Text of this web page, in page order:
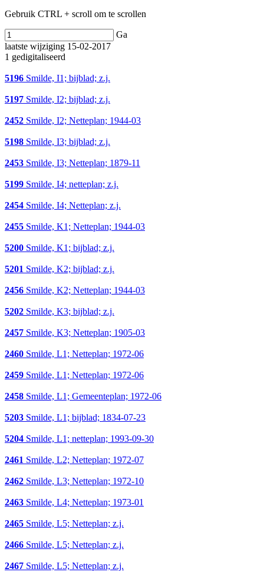
Gebruik CTRL + scroll om te scrollen
Ga
laatste wijziging 15-02-2017
1 gedigitaliseerd
5196 Smilde, I1; bijblad; z.j.
5197 Smilde, I2; bijblad; z.j.
2452 Smilde, I2; Netteplan; 1944-03
5198 Smilde, I3; bijblad; z.j.
2453 Smilde, I3; Netteplan; 1879-11
5199 Smilde, I4; netteplan; z.j.
2454 Smilde, I4; Netteplan; z.j.
2455 Smilde, K1; Netteplan; 1944-03
5200 Smilde, K1; bijblad; z.j.
5201 Smilde, K2; bijblad; z.j.
2456 Smilde, K2; Netteplan; 1944-03
5202 Smilde, K3; bijblad; z.j.
2457 Smilde, K3; Netteplan; 1905-03
2460 Smilde, L1; Netteplan; 1972-06
2459 Smilde, L1; Netteplan; 1972-06
2458 Smilde, L1; Gemeenteplan; 1972-06
5203 Smilde, L1; bijblad; 1834-07-23
5204 Smilde, L1; netteplan; 1993-09-30
2461 Smilde, L2; Netteplan; 1972-07
2462 Smilde, L3; Netteplan; 1972-10
2463 Smilde, L4; Netteplan; 1973-01
2465 Smilde, L5; Netteplan; z.j.
2466 Smilde, L5; Netteplan; z.j.
2467 Smilde, L5; Netteplan; z.j.